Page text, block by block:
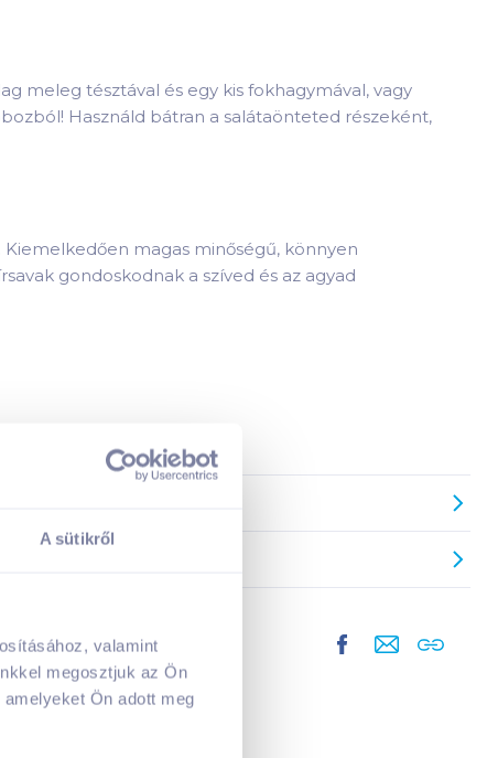
A sütikről
valamint
megosztjuk az Ön
Ön adott meg
meleg tésztával és egy kis fokhagymával, vagy
Használd bátran a salátaönteted részeként,
magas minőségű, könnyen
gondoskodnak a szíved és az agyad